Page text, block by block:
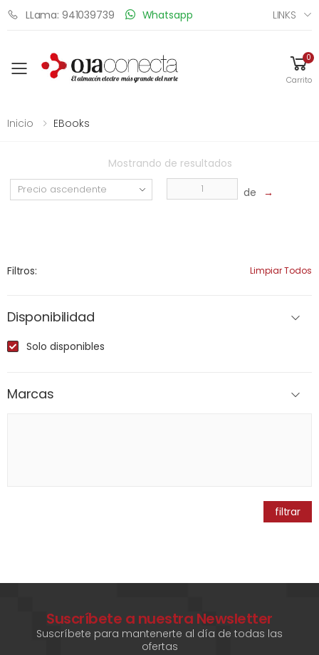
LLama: 941039739 Whatsapp LINKS
Toggle mobile menu
0
Carrito
Inicio EBooks
Mostrando de resultados
de →
Filtros: Limpiar Todos
Disponibilidad
Solo disponibles
Marcas
filtrar
Suscríbete a nuestra Newsletter
Suscríbete para mantenerte al día de todas las
ofertas